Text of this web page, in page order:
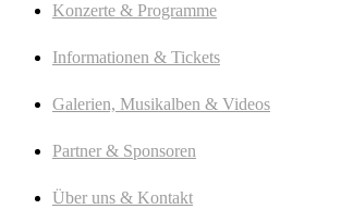
Konzerte & Programme
Informationen & Tickets
Galerien, Musikalben & Videos
Partner & Sponsoren
Über uns & Kontakt